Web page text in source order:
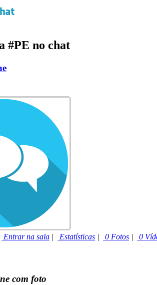
#PE no chat
Entrar na sala | Estatísticas | 0 Fotos | 0
com foto